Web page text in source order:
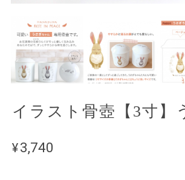
イラスト骨壺【3寸】
¥3,740